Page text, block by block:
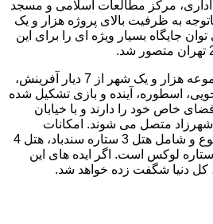
های اداری، مرکز مطالعات اسلامی و مسجد
به ظرفیت بالای پروژه هزار و یک
جایگاه بسیار ویژه ای را برای این
شهر قصه در شهربازی مجموعه هزار و یک شهر از 7 دیار آفرینش،
اسطوره، آینده و بازی تشکیل شده
خاص خود را دارند و با خیابان
متصل می شوند. امکانات
اقامتی این پروژه بسیار متنوع و شامل هتل 3 ستاره سندباد، هتل 4
ستاره سیراف و یک هتل 5 ستاره لوکس است. اگر ایده های این
دنیا شگفت زده خواهد شد.